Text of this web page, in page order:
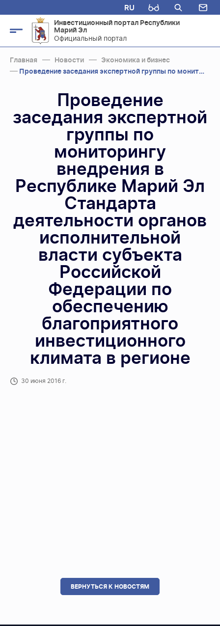
Инвестиционный портал Республики
Марий Эл
Официальный портал
RU
Главная Новости
Экономика и бизнес
Проведение заседания экспертной группы по мониторингу внедрения в Республике Мар...
Проведение
заседания экспертной
группы по
мониторингу
внедрения в
Республике Марий Эл
Стандарта
деятельности органов
исполнительной
власти субъекта
Российской
Федерации по
обеспечению
благоприятного
инвестиционного
климата в регионе
30 июня 2016 г.
ВЕРНУТЬСЯ К НОВОСТЯМ